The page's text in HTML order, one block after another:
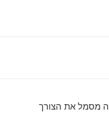
מסמל את הצורך